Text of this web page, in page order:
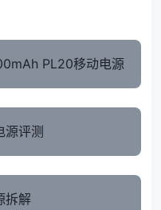
PL20移动电源
评测
拆解